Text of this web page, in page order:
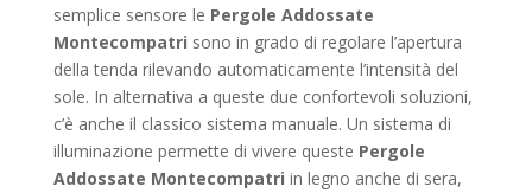
semplice sensore le Pergole Addossate
Montecompatri sono in grado di regolare l’apertura
della tenda rilevando automaticamente l’intensità del
sole. In alternativa a queste due confortevoli soluzioni,
c’è anche il classico sistema manuale. Un sistema di
illuminazione permette di vivere queste Pergole
Addossate Montecompatri in legno anche di sera,